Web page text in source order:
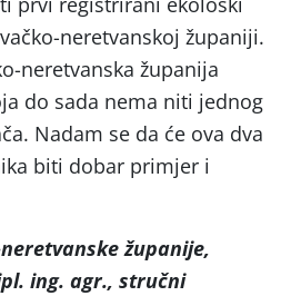
neretvanskoj županiji.
neretvanska županija
do sada nema niti jednog
Nadam se da će ova dva
biti dobar primjer i
županije,
ing. agr., stručni